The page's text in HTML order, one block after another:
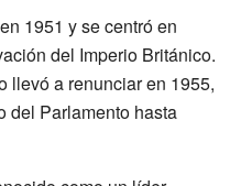
1951 y se centró en
del Imperio Británico.
llevó a renunciar en 1955,
del Parlamento hasta